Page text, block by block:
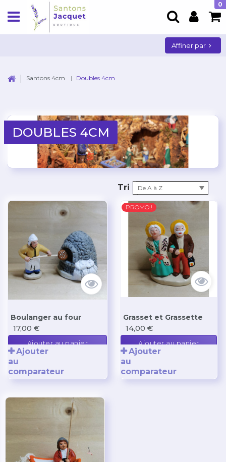
0
Affiner par
Santons 4cm Doubles 4cm
DOUBLES 4CM
Tri De A à Z
Boulanger au four
17,00 €
Ajouter au panier
Ajouter
au
comparateur
PROMO !
Grasset et Grassette
14,00 €
Ajouter au panier
Ajouter
au
comparateur